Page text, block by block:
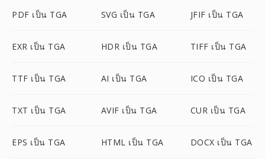
PDF เป็น TGA SVG เป็น TGA JFIF เป็น TGA
EXR เป็น TGA HDR เป็น TGA TIFF เป็น TGA
TTF เป็น TGA AI เป็น TGA ICO เป็น TGA
TXT เป็น TGA AVIF เป็น TGA CUR เป็น TGA
EPS เป็น TGA HTML เป็น TGA DOCX เป็น TGA